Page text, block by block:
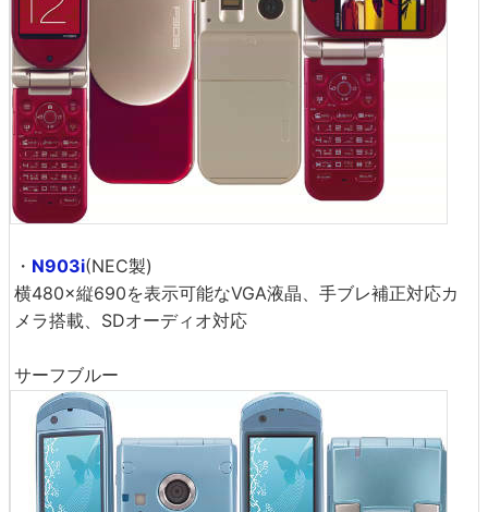
・ N903i(NEC製)
横480×縦690を表示可能なVGA液晶、手ブレ補正対応カ
メラ搭載、SDオーディオ対応
サーフブルー